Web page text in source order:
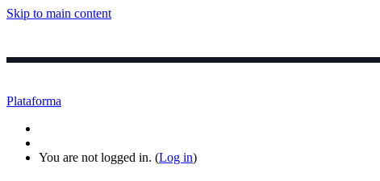
Skip to main content
Plataforma
You are not logged in. (Log in)